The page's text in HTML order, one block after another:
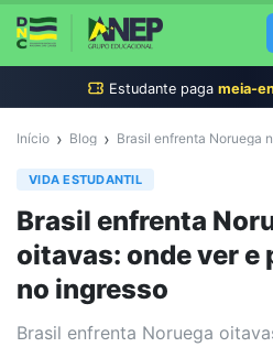
Estudante paga meia-
Início › Blog ›
VIDA ESTUDANTIL
Brasil enfrenta
oitavas: onde ver e
no ingresso
Brasil enfrenta Noruega